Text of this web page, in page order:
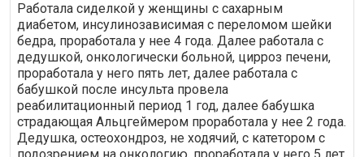
Работала сиделкой у женщины с сахарным
диабетом, инсулинозависимая с переломом шейки
бедра, проработала у нее 4 года. Далее работала с
дедушкой, онкологически больной, цирроз печени,
проработала у него пять лет, далее работала с
бабушкой после инсульта провела
реабилитационный период 1 год, далее бабушка
страдающая Альцгеймером проработала у нее 2 года.
Дедушка, остеохондроз, не ходячий, с катетором с